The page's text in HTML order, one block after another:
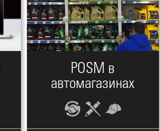
POSM в
автомагазинах